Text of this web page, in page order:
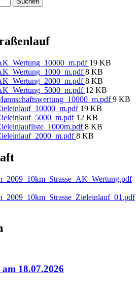
19 KB
8 KB
8 KB
12 KB
9 KB
19 KB
12 KB
8 KB
8 KB
18.07.2026